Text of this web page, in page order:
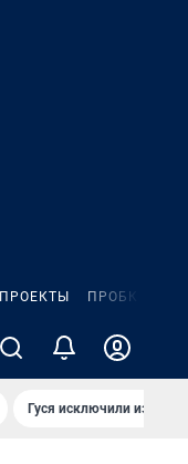
ПРОЕКТЫ ПРОБКИ
Гуся исключили из